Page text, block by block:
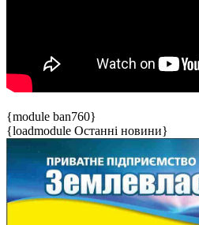
{module ban760}
{loadmodule Останні новини}